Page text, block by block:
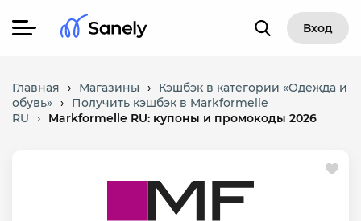
Вход
Главная › Магазины ›
Кэшбэк в категории «Одежда и
обувь» ›
Получить кэшбэк в Markformelle
RU
› Markformelle RU: купоны и промокоды 2026